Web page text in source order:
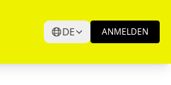
DE ANMELDEN